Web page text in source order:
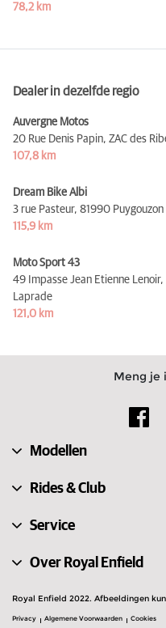
78,2 km
Dealer in dezelfde regio
Auvergne Motos
20 Rue Denis Papin, ZAC des
107,8 km
Dream Bike Albi
3 rue Pasteur, 81990 Puygouzon
115,9 km
Moto Sport 43
49 Impasse Jean Etienne Lenoir,
Laprade
121,0 km
Meng je
Modellen
Rides & Club
Service
Over Royal Enfield
Royal Enfield 2022. Afbeeldingen
Privacy Algemene Voorwaarden Cookies